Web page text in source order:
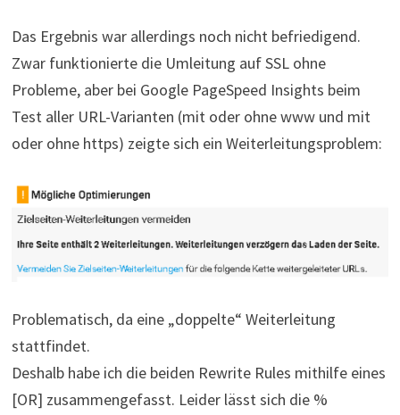
Das Ergebnis war allerdings noch nicht befriedigend.
Zwar funktionierte die Umleitung auf SSL ohne
Probleme, aber bei Google PageSpeed Insights beim
Test aller URL-Varianten (mit oder ohne www und mit
oder ohne https) zeigte sich ein Weiterleitungsproblem:
Problematisch, da eine „doppelte“ Weiterleitung
stattfindet.
Deshalb habe ich die beiden Rewrite Rules mithilfe eines
[OR] zusammengefasst. Leider lässt sich die %